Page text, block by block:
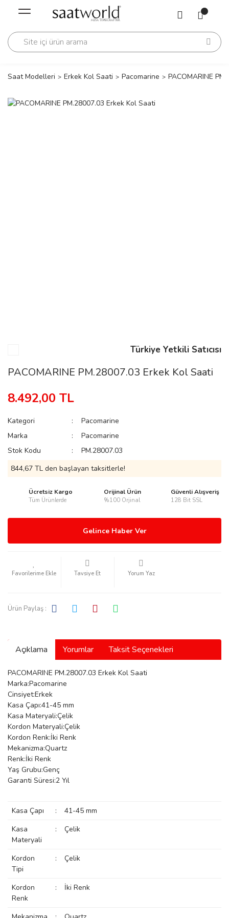
Geri Dön
Manoir
Geri Dön
Saat Modelleri Erkek Kol Saati Pacomarine PACOMARINE
Türkiye Yetkili Satıcısı
PACOMARINE PM.28007.03 Erkek Kol Saati
8.492,00 TL
Kategori
Pacomarine
Marka
Pacomarine
Stok Kodu
PM.28007.03
844,67 TL den başlayan taksitlerle!
Ücretsiz Kargo
Tüm Ürünlerde
Orijinal Ürün
%100 Orjinal
Güvenli Alışveriş
128 Bit SSL
Gelince Haber Ver
Tavsiye Et Yorum Yaz
Ürün Paylaş :
Açıklama Yorumlar Taksit Seçenekleri
PACOMARINE PM.28007.03 Erkek Kol Saati
Marka:Pacomarine
Cinsiyet:Erkek
Kasa Çapı:41-45 mm
Kasa Materyali:Çelik
Kordon Materyali:Çelik
Kordon Renk:İki Renk
Mekanizma:Quartz
Renk:İki Renk
Yaş Grubu:Genç
Garanti Süresi:2 Yıl
Kasa Çapı :
41-45 mm
Kasa
Materyali
: Çelik
Kordon
Tipi
: Çelik
Kordon
Renk
: İki Renk